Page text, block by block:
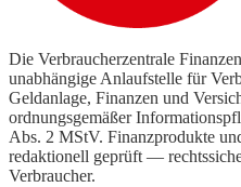
Die Verbraucherzentrale
unabhängige Anlaufstelle für
Geldanlage, Finanzen und
ordnungsgemäßer
Abs. 2 MStV. Finanzprodukte
redaktionell geprüft —
Verbraucher.